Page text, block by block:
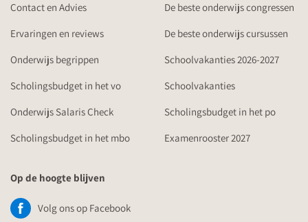
Contact en Advies
De beste onderwijs congressen
Ervaringen en reviews
De beste onderwijs cursussen
Onderwijs begrippen
Schoolvakanties 2026-2027
Scholingsbudget in het vo
Schoolvakanties
Onderwijs Salaris Check
Scholingsbudget in het po
Scholingsbudget in het mbo
Examenrooster 2027
Op de hoogte blijven
Volg ons op Facebook